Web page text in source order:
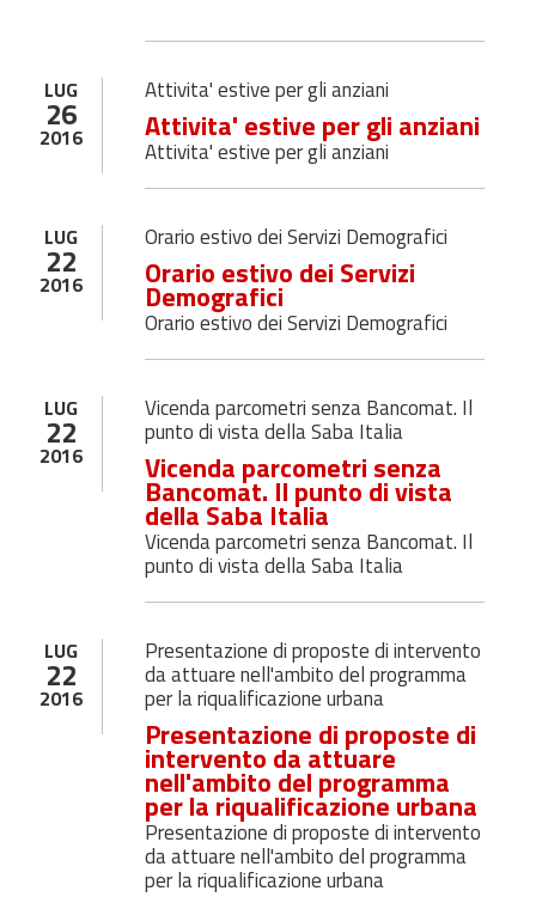
LUG
26
2016
Attivita' estive per gli anziani
Attivita' estive per gli anziani
Attivita' estive per gli anziani
LUG
22
2016
Orario estivo dei Servizi Demografici
Orario estivo dei Servizi
Demografici
Orario estivo dei Servizi Demografici
LUG
22
2016
Vicenda parcometri senza Bancomat. Il
punto di vista della Saba Italia
Vicenda parcometri senza
Bancomat. Il punto di vista
della Saba Italia
Vicenda parcometri senza Bancomat. Il
punto di vista della Saba Italia
LUG
22
2016
Presentazione di proposte di intervento
da attuare nell'ambito del programma
per la riqualificazione urbana
Presentazione di proposte di
intervento da attuare
nell'ambito del programma
per la riqualificazione urbana
Presentazione di proposte di intervento
da attuare nell'ambito del programma
per la riqualificazione urbana